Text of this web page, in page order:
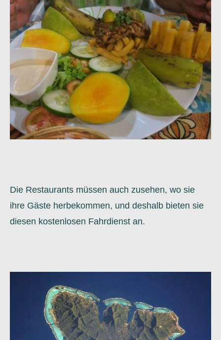
Die Restaurants müssen auch zusehen, wo sie
ihre Gäste herbekommen, und deshalb bieten sie
diesen kostenlosen Fahrdienst an.